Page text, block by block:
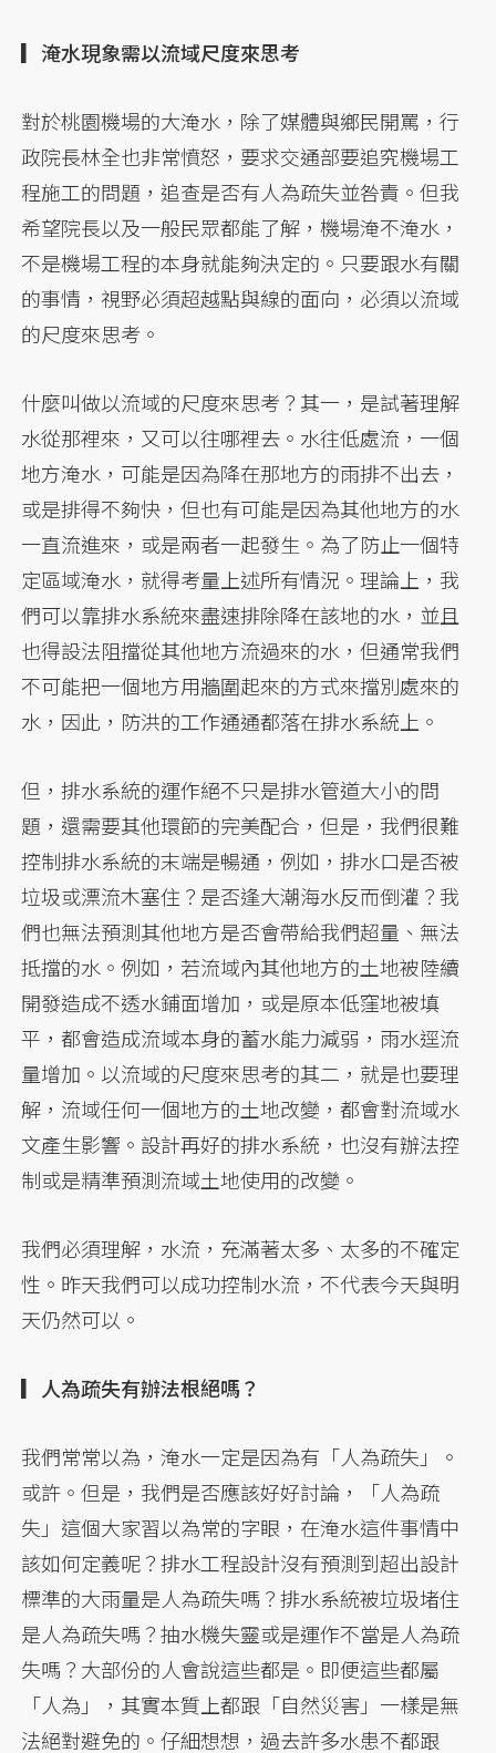
▎淹水現象需以流域尺度來思考
對於桃園機場的大淹水，除了媒體與鄉民開罵，行
政院長林全也非常憤怒，要求交通部要追究機場工
程施工的問題，追查是否有人為疏失並咎責。但我
希望院長以及一般民眾都能了解，機場淹不淹水，
不是機場工程的本身就能夠決定的。只要跟水有關
的事情，視野必須超越點與線的面向，必須以流域
的尺度來思考。
什麼叫做以流域的尺度來思考？其一，是試著理解
水從那裡來，又可以往哪裡去。水往低處流，一個
地方淹水，可能是因為降在那地方的雨排不出去，
或是排得不夠快，但也有可能是因為其他地方的水
一直流進來，或是兩者一起發生。為了防止一個特
定區域淹水，就得考量上述所有情況。理論上，我
們可以靠排水系統來盡速排除降在該地的水，並且
也得設法阻擋從其他地方流過來的水，但通常我們
不可能把一個地方用牆圍起來的方式來擋別處來的
水，因此，防洪的工作通通都落在排水系統上。
但，排水系統的運作絕不只是排水管道大小的問
題，還需要其他環節的完美配合，但是，我們很難
控制排水系統的末端是暢通，例如，排水口是否被
垃圾或漂流木塞住？是否逢大潮海水反而倒灌？我
們也無法預測其他地方是否會帶給我們超量、無法
抵擋的水。例如，若流域內其他地方的土地被陸續
開發造成不透水鋪面增加，或是原本低窪地被填
平，都會造成流域本身的蓄水能力減弱，雨水逕流
量增加。以流域的尺度來思考的其二，就是也要理
解，流域任何一個地方的土地改變，都會對流域水
文產生影響。設計再好的排水系統，也沒有辦法控
制或是精準預測流域土地使用的改變。
我們必須理解，水流，充滿著太多、太多的不確定
性。昨天我們可以成功控制水流，不代表今天與明
天仍然可以。
▎人為疏失有辦法根絕嗎？
我們常常以為，淹水一定是因為有「人為疏失」。
或許。但是，我們是否應該好好討論，「人為疏
失」這個大家習以為常的字眼，在淹水這件事情中
該如何定義呢？排水工程設計沒有預測到超出設計
標準的大雨量是人為疏失嗎？排水系統被垃圾堵住
是人為疏失嗎？抽水機失靈或是運作不當是人為疏
失嗎？大部份的人會說這些都是。即便這些都屬
「人為」，其實本質上都跟「自然災害」一樣是無
法絕對避免的。仔細想想，過去許多水患不都跟